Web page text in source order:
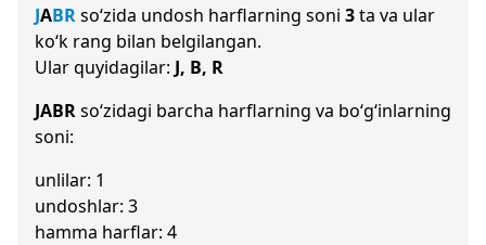
JABRso‘zida undosh harflarning soni 3ta va ular
ko‘k rang bilan belgilangan.
Ular quyidagilar: J, B, R
JABRso‘zidagi barcha harflarning va bo‘g‘inlarning
soni:
unlilar: 1
undoshlar: 3
hamma harflar: 4